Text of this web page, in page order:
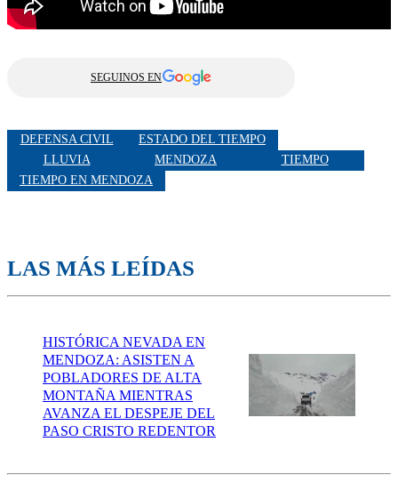
SEGUINOS EN
DEFENSA CIVIL
ESTADO DEL TIEMPO
LLUVIA
MENDOZA
TIEMPO
TIEMPO EN MENDOZA
LAS MÁS LEÍDAS
HISTÓRICA NEVADA EN
MENDOZA: ASISTEN A
POBLADORES DE ALTA
MONTAÑA MIENTRAS
AVANZA EL DESPEJE DEL
PASO CRISTO REDENTOR